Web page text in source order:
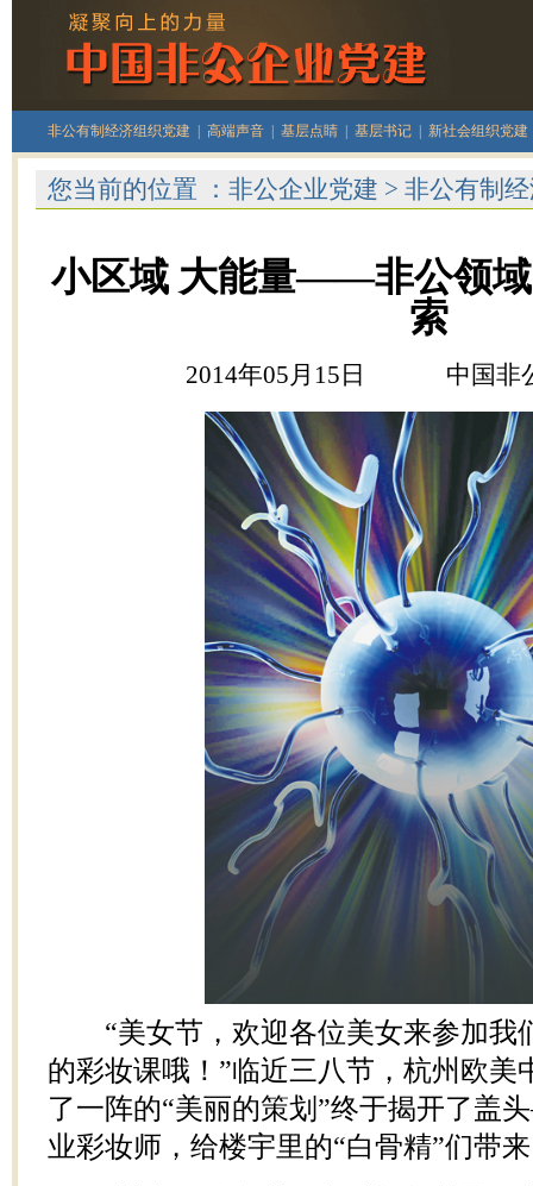
非公有制经济组织党建 高端声音 基层点睛 基层书记 新社会组织党建
您当前的位置 ： 非公企业党建 > 非公有制
小区域 大能量——非公领
索
2014年05月15日 中国非公
“美女节，欢迎各位美女来参加我
的彩妆课哦！”临近三八节，杭州欧美
了一阵的“美丽的策划”终于揭开了盖
业彩妆师，给楼宇里的“白骨精”们带